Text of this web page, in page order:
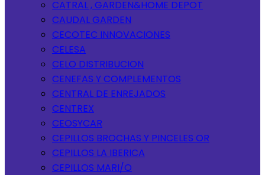
CATRAL , GARDEN&HOME DEPOT
CAUDAL GARDEN
CECOTEC INNOVACIONES
CELESA
CELO DISTRIBUCION
CENEFAS Y COMPLEMENTOS
CENTRAL DE ENREJADOS
CENTREX
CEOSYCAR
CEPILLOS BROCHAS Y PINCELES OR
CEPILLOS LA IBERICA
CEPILLOS MARI/O